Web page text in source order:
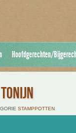
Hoofdgerechten/
STAMPPOTTEN